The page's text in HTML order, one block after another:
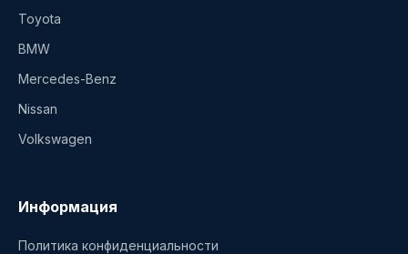
Toyota
BMW
Mercedes-Benz
Nissan
Volkswagen
Информация
Политика конфиденциальности